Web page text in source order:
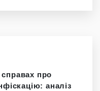
про
аналіз